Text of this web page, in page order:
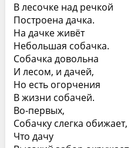
В лесочке над речкой
Построена дачка.
На дачке живёт
Небольшая собачка.
Собачка довольна
И лесом, и дачей,
Но есть огорчения
В жизни собачей.
Во-первых,
Собачку слегка обижает,
Что дачу